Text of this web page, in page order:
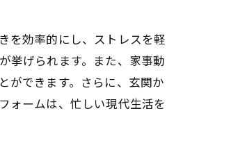
を効率的にし、ストレスを軽
挙げられます。また、家事動
ができます。さらに、玄関か
ォームは、忙しい現代生活を